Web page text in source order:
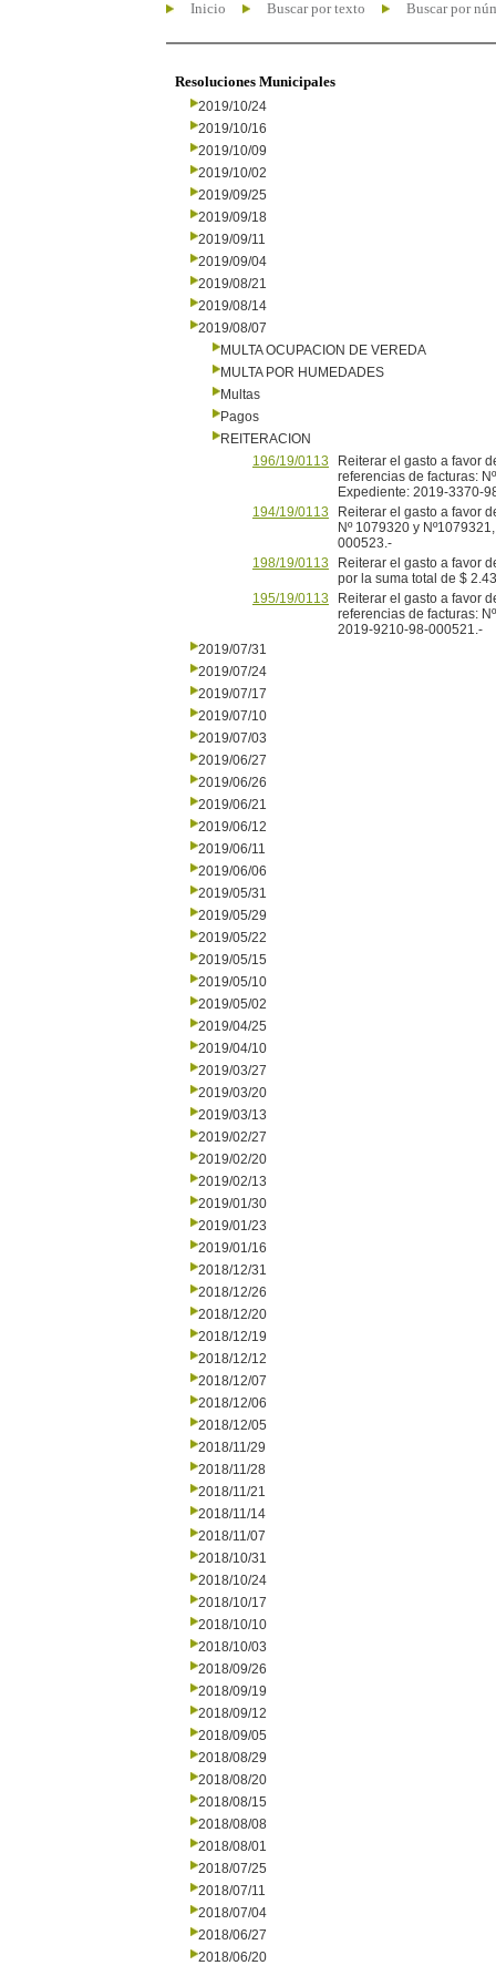
Inicio Buscar por texto Buscar por
Resoluciones Municipales
2019/10/24
2019/10/16
2019/10/09
2019/10/02
2019/09/25
2019/09/18
2019/09/11
2019/09/04
2019/08/21
2019/08/14
2019/08/07
MULTA OCUPACION DE VEREDA
MULTA POR HUMEDADES
Multas
Pagos
REITERACION
196/19/0113
Reiterar el gasto a favor
referencias de facturas:
Expediente: 2019-3370-
194/19/0113
Reiterar el gasto a favor
Nº 1079320 y
000523.-
198/19/0113
Reiterar el gasto a favor
por la suma total de $
195/19/0113
Reiterar el gasto a favor
referencias de facturas:
2019-9210-98-000521.-
2019/07/31
2019/07/24
2019/07/17
2019/07/10
2019/07/03
2019/06/27
2019/06/26
2019/06/21
2019/06/12
2019/06/11
2019/06/06
2019/05/31
2019/05/29
2019/05/22
2019/05/15
2019/05/10
2019/05/02
2019/04/25
2019/04/10
2019/03/27
2019/03/20
2019/03/13
2019/02/27
2019/02/20
2019/02/13
2019/01/30
2019/01/23
2019/01/16
2018/12/31
2018/12/26
2018/12/20
2018/12/19
2018/12/12
2018/12/07
2018/12/06
2018/12/05
2018/11/29
2018/11/28
2018/11/21
2018/11/14
2018/11/07
2018/10/31
2018/10/24
2018/10/17
2018/10/10
2018/10/03
2018/09/26
2018/09/19
2018/09/12
2018/09/05
2018/08/29
2018/08/20
2018/08/15
2018/08/08
2018/08/01
2018/07/25
2018/07/11
2018/07/04
2018/06/27
2018/06/20